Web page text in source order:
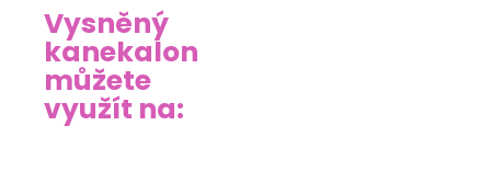
Vysněný
kanekalon
můžete
využít na: